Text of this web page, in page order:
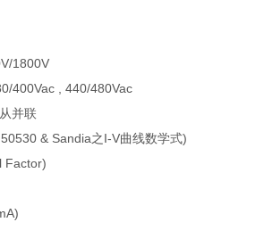
1800V
400Vac , 440/480Vac
从并联
& Sandia之I-V曲线数学式)
Factor)